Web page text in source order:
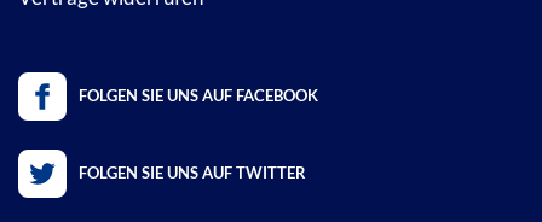
FOLGEN SIE UNS AUF FACEBOOK
FOLGEN SIE UNS AUF TWITTER